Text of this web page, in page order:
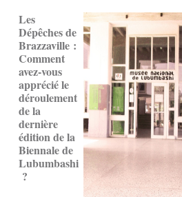
Les
Dépêches de
Brazzaville :
Comment
avez-vous
apprécié le
déroulement
de la
dernière
édition de la
Biennale de
Lubumbashi
?